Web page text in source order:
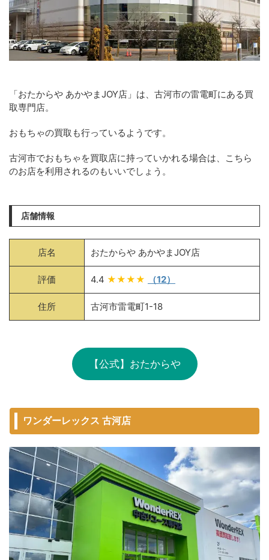
「おたからや あかやまJOY店」は、古河市の雷電町にある買
取専門店。
おもちゃの買取も行っているようです。
古河市でおもちゃを買取店に持っていかれる場合は、こちら
のお店を利用されるのもいいでしょう。
店舗情報
店名 おたからや あかやまJOY店
評価 4.4 ★★★★ （12）
住所 古河市雷電町1-18
【公式】おたからや
ワンダーレックス 古河店